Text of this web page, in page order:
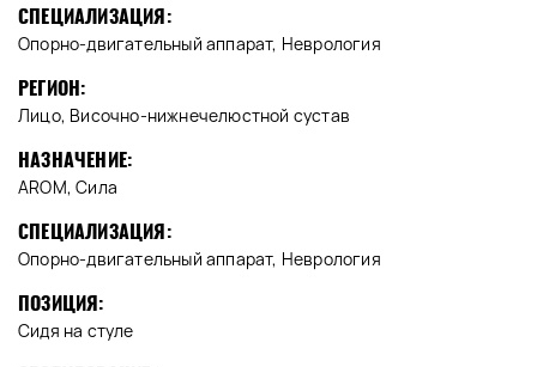
СПЕЦИАЛИЗАЦИЯ:
Опорно-двигательный аппарат, Неврология
РЕГИОН:
Лицо, Височно-нижнечелюстной сустав
НАЗНАЧЕНИЕ:
AROM, Сила
СПЕЦИАЛИЗАЦИЯ:
Опорно-двигательный аппарат, Неврология
ПОЗИЦИЯ:
Сидя на стуле